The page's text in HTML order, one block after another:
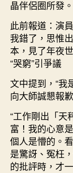
晶伴侶圈所發。
此前報道：演
我錯了，思惟
本，見了年夜
“哭窮”引爭議
文中提到，“我
向大師誠懇報
“工作剛出「
富！我的心意
個人是懵的。
是驚訝、冤枉
的批評時，才